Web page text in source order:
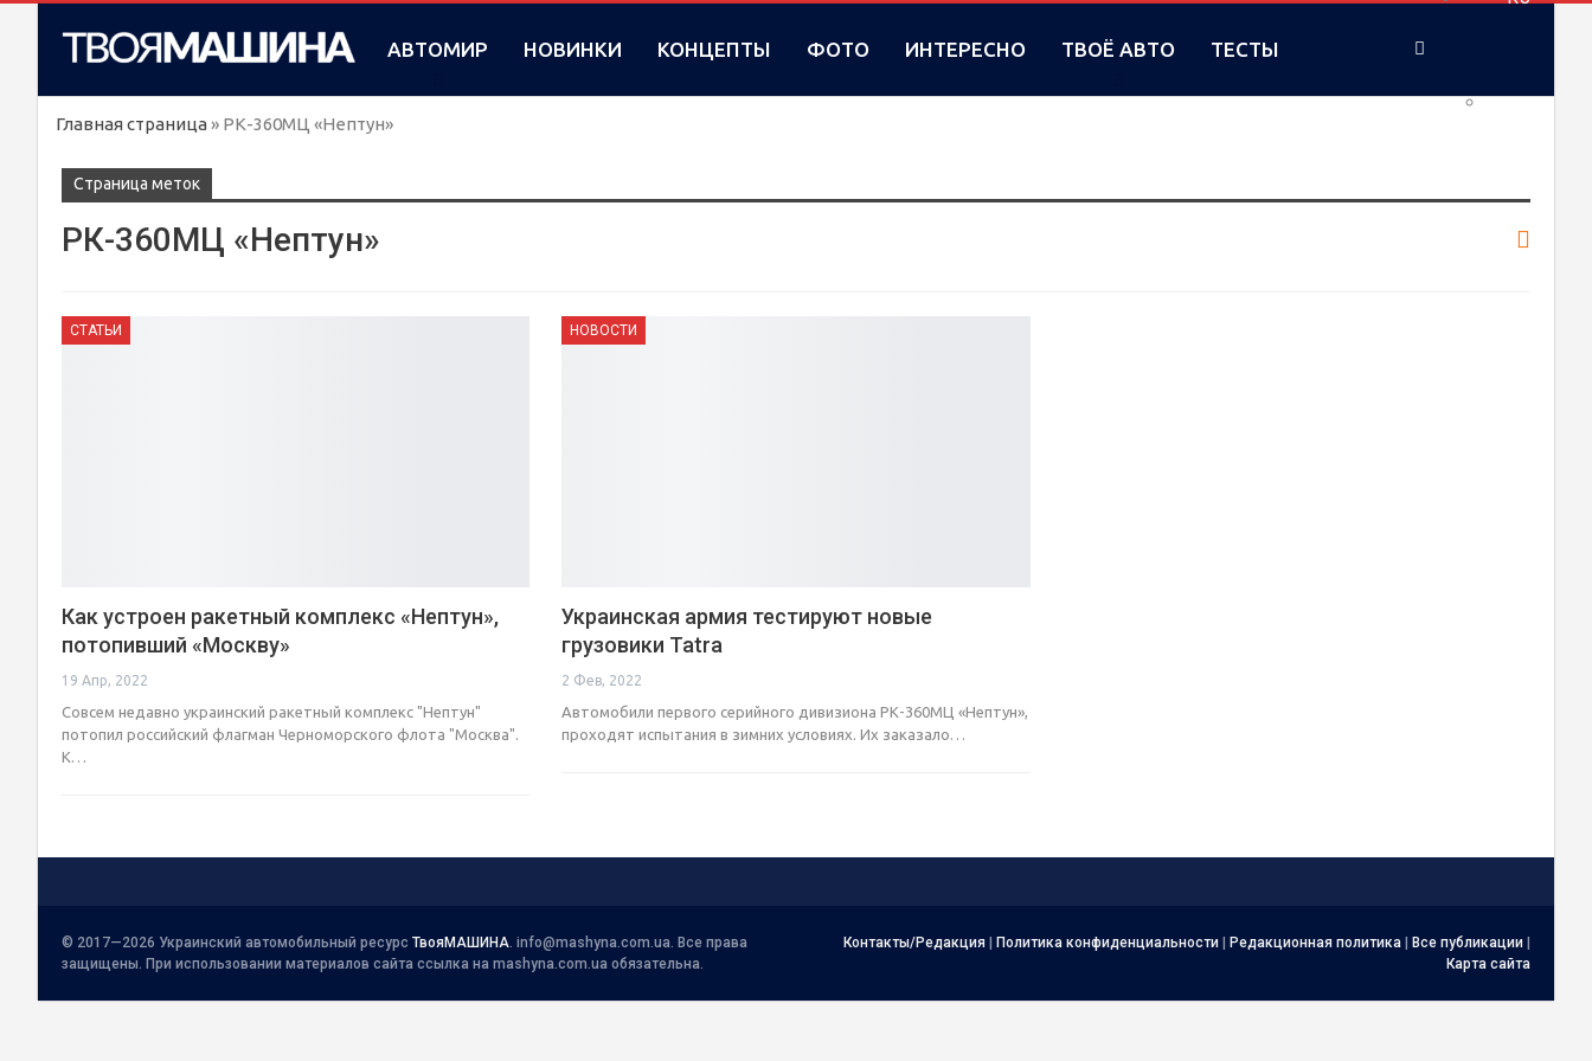
UA
АВТОМИР НОВИНКИ КОНЦЕПТЫ ФОТО ИНТЕРЕСНО ТВОЁ АВТО ТЕСТЫ
Главная страница » РК-360МЦ «Нептун»
Cтраница меток
РК-360МЦ «Нептун»
СТАТЬИ
Как устроен ракетный комплекс «Нептун»,
потопивший «Москву»
19 Апр, 2022
Совсем недавно украинский ракетный комплекс "Нептун"
потопил российский флагман Черноморского флота "Москва".
К…
НОВОСТИ
Украинская армия тестируют новые
грузовики Tatra
2 Фев, 2022
Автомобили первого серийного дивизиона РК-360МЦ «Нептун»,
проходят испытания в зимних условиях. Их заказало…
© 2017—2026 Украинский автомобильный ресурс ТвояМАШИНА. info@mashyna.com.ua. Все права
защищены. При использовании материалов сайта ссылка на mashyna.com.ua обязательна.
Контакты/Редакция Политика конфиденциальности Редакционная политика Все публикации
Карта сайта